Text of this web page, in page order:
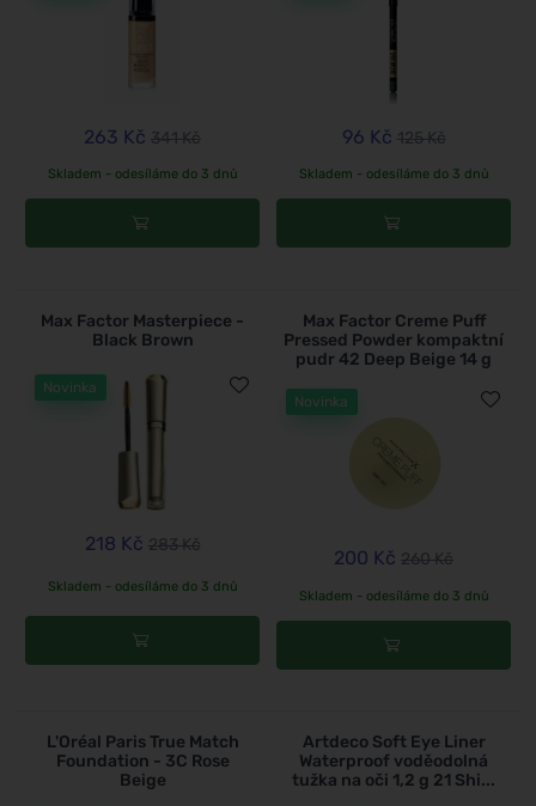
263 Kč 341 Kč
Skladem - odesíláme do 3 dnů
96 Kč 125 Kč
Skladem - odesíláme do 3 dnů
Max Factor Masterpiece -
Black Brown
Novinka
218 Kč 283 Kč
Skladem - odesíláme do 3 dnů
Max Factor Creme Puff
Pressed Powder kompaktní
pudr 42 Deep Beige 14 g
Novinka
200 Kč 260 Kč
Skladem - odesíláme do 3 dnů
L'Oréal Paris True Match
Foundation - 3C Rose
Beige
Artdeco Soft Eye Liner
Waterproof voděodolná
tužka na oči 1,2 g 21 Shi...